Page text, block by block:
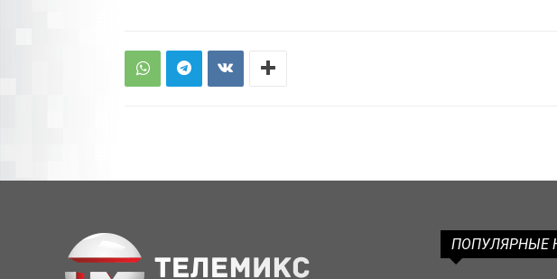
ПОПУЛЯРНЫЕ